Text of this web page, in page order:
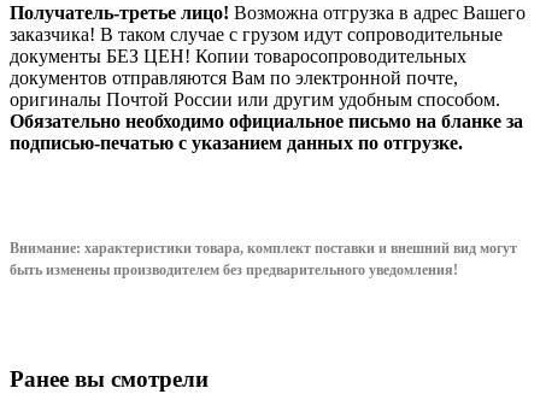
Получатель-третье лицо! Возможна отгрузка в адрес Вашего
заказчика! В таком случае с грузом идут сопроводительные
документы БЕЗ ЦЕН! Копии товаросопроводительных
документов отправляются Вам по электронной почте,
оригиналы Почтой России или другим удобным способом.
Обязательно необходимо официальное письмо на бланке за
подписью-печатью с указанием данных по отгрузке.
Внимание: характеристики товара, комплект поставки и внешний вид могут
быть изменены производителем без предварительного уведомления!
Ранее вы смотрели